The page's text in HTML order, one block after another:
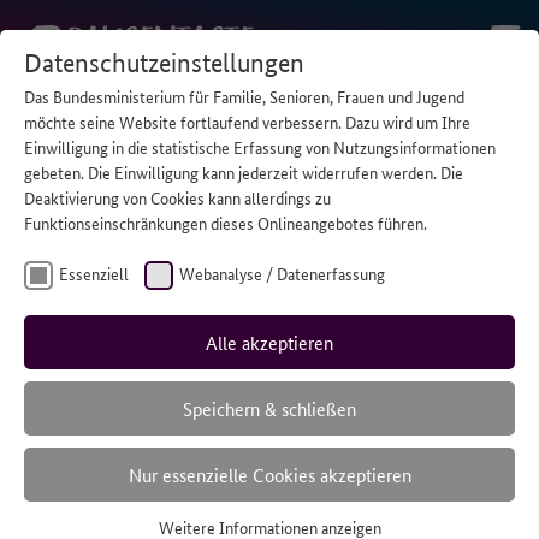
STARTSEITE/TAG DER BILDUNG: JUNGE PFLEGENDE SIND
HIGH POTENTIALS
Datenschutzeinstellungen
Das Bundesministerium für Familie, Senioren, Frauen und Jugend
möchte seine Website fortlaufend verbessern. Dazu wird um Ihre
Einwilligung in die statistische Erfassung von Nutzungsinformationen
gebeten. Die Einwilligung kann jederzeit widerrufen werden. Die
Deaktivierung von Cookies kann allerdings zu
Funktionseinschränkungen dieses Onlineangebotes führen.
Essenziell Webanalyse / Datenerfassung
Alle akzeptieren
Speichern & schließen
Nur essenzielle Cookies akzeptieren
Weitere Informationen anzeigen